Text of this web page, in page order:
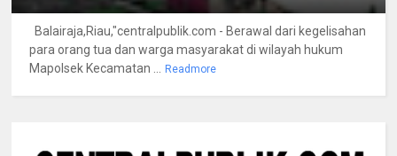
Balairaja,Riau,"centralpublik.com - Berawal dari kegelisahan
para orang tua dan warga masyarakat di wilayah hukum
Mapolsek Kecamatan ...
Readmore